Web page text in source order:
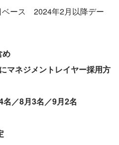
ース　2024年2月以降デー
め
マネジメントレイヤー採用方
／8月3名／9月2名